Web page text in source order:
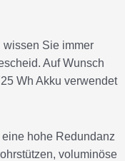
wissen Sie immer
Auf Wunsch
Wh Akku verwendet
hohe Redundanz
voluminöse